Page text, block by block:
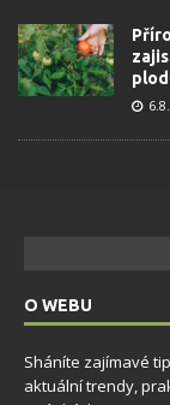
O WEBU
Sháníte zajímavé
aktuální trendy,